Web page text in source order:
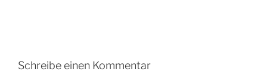
Schreibe einen Kommentar